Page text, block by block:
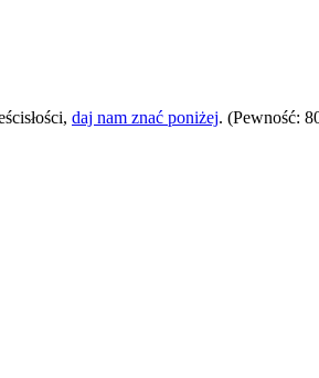
daj nam znać poniżej. (Pewność: